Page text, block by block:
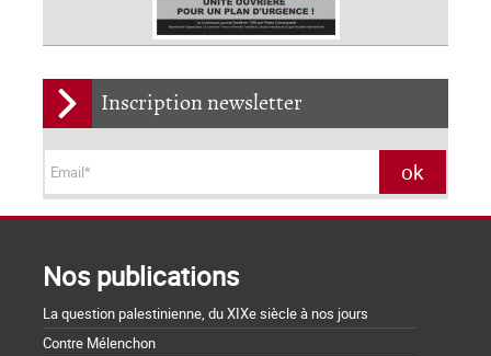
Inscription newsletter
Nos publications
La question palestinienne, du XIXe siècle à nos jours
Contre Mélenchon